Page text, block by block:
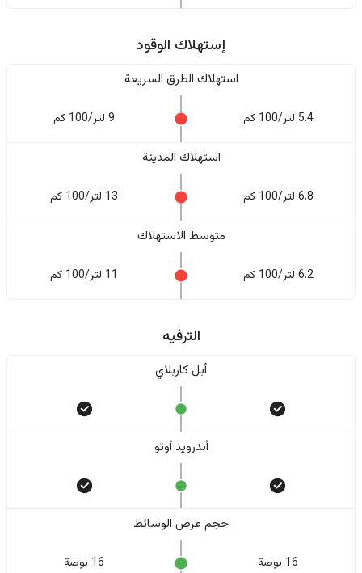
إستهلاك الوقود
استهلاك الطرق السريعة
5.4 لتر/100 كم 9 لتر/100 كم
استهلاك المدينة
6.8 لتر/100 كم 13 لتر/100 كم
متوسط الاستهلاك
6.2 لتر/100 كم 11 لتر/100 كم
الترفيه
أبل كاربلاي
أندرويد أوتو
حجم عرض الوسائط
16 بوصة 16 بوصة